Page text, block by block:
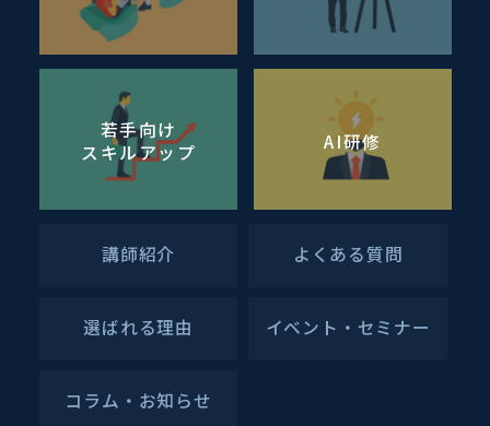
若手向け
スキルアップ
AI研修
講師紹介 よくある質問
選ばれる理由 イベント・セミナー
コラム・お知らせ